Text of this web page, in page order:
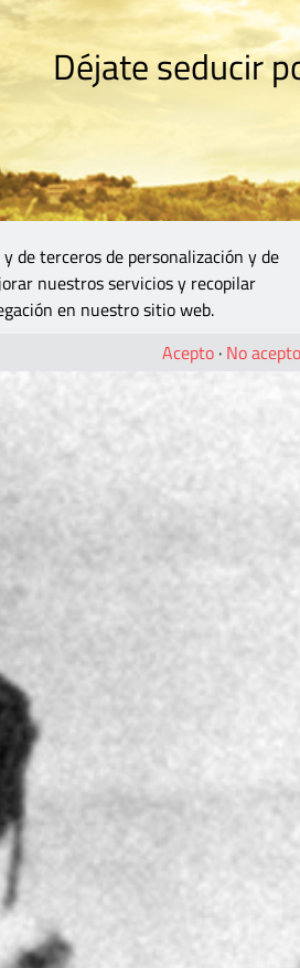
Déjate seducir
de terceros de personalización y de
nuestros servicios y recopilar
en nuestro sitio web.
Acepto · No acepto